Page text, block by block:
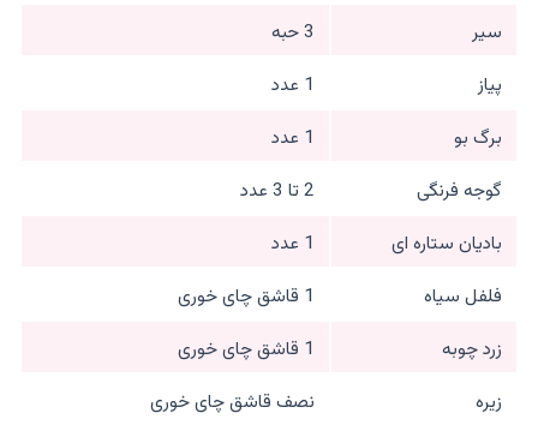
سیر
3 حبه
پیاز
1 عدد
برگ بو
1 عدد
گوجه فرنگی
2 تا 3 عدد
بادیان ستاره ای
1 عدد
فلفل سیاه
1 قاشق چای خوری
زرد چوبه
1 قاشق چای خوری
زیره
نصف قاشق چای خوری